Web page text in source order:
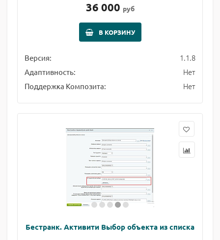
36 000 руб
В КОРЗИНУ
Версия: 1.1.8
Адаптивность: Нет
Поддержка Композита: Нет
Бестранк. Активити Выбор объекта из списка